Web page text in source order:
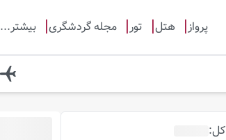
پرواز هتل تور مجله گردشگری بیشتر...
کل: